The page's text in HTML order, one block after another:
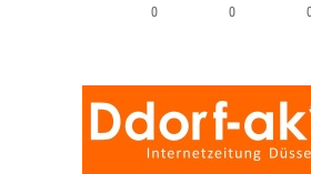
0 0